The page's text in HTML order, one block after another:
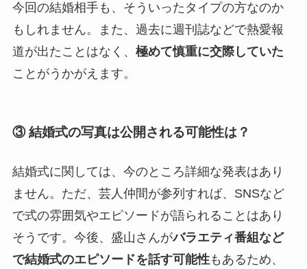
今回の結婚相手も、そういったタイプの方なのか
もしれません。また、過去に週刊誌などで熱愛報
道が出たことはなく、 極めて慎重に交際していた
ことがうかがえます。
③ 結婚式の写真は公開される可能性は？
結婚式に関しては、今のところ詳細な発表はあり
ません。ただ、芸人仲間が参列すれば、SNSなど
で式の雰囲気やエピソードが語られることはあり
そうです。今後、盛山さんがバラエティ番組など
で結婚式のエピソードを話す可能性もあるため、